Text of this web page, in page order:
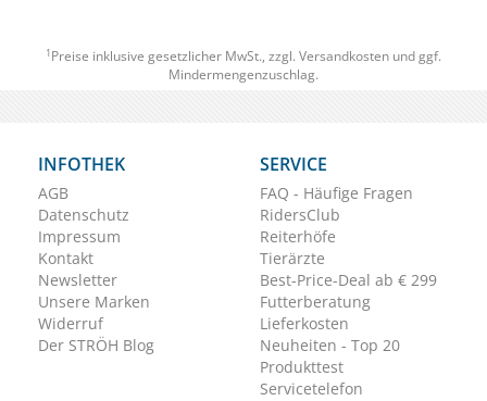
1 Preise inklusive gesetzlicher MwSt., zzgl. Versandkosten und ggf.
Mindermengenzuschlag.
INFOTHEK
AGB
Datenschutz
Impressum
Kontakt
Newsletter
Unsere Marken
Widerruf
Der STRÖH Blog
SERVICE
FAQ - Häufige Fragen
RidersClub
Reiterhöfe
Tierärzte
Best-Price-Deal ab € 299
Futterberatung
Lieferkosten
Neuheiten - Top 20
Produkttest
Servicetelefon